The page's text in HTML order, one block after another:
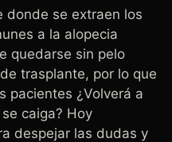
donde se extraen los
a la alopecia
quedarse sin pelo
trasplante, por lo que
pacientes ¿Volverá a
caiga? Hoy
despejar las dudas y